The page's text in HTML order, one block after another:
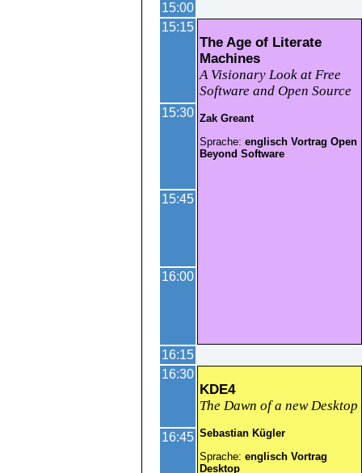
15:00
15:15
The Age of Literate
Machines
A Visionary Look at Free
Software and Open Source
Zak Greant
Sprache: englisch Vortrag Open
Beyond Software
15:30
15:45
16:00
16:15
16:30
KDE4
The Dawn of a new Desktop
Sebastian Kügler
Sprache: englisch Vortrag
Desktop
16:45